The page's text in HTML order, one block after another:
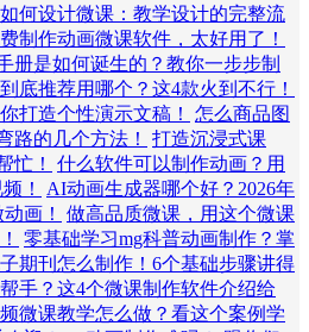
如何设计微课：教学设计的完整流
制作动画微课软件，太好用了！
册是如何诞生的？教你一步步制
底推荐用哪个？这4款火到不行！
打造个性演示文稿！
怎么商品图
路的几个方法！
打造沉浸式课
忙！
什么软件可以制作动画？用
！
AI动画生成器哪个好？2026年
画！
做高品质微课，用这个微课
零基础学习mg科普动画制作？掌
期刊怎么制作！6个基础步骤讲得
手？这4个微课制作软件介绍给
微课教学怎么做？看这个案例学